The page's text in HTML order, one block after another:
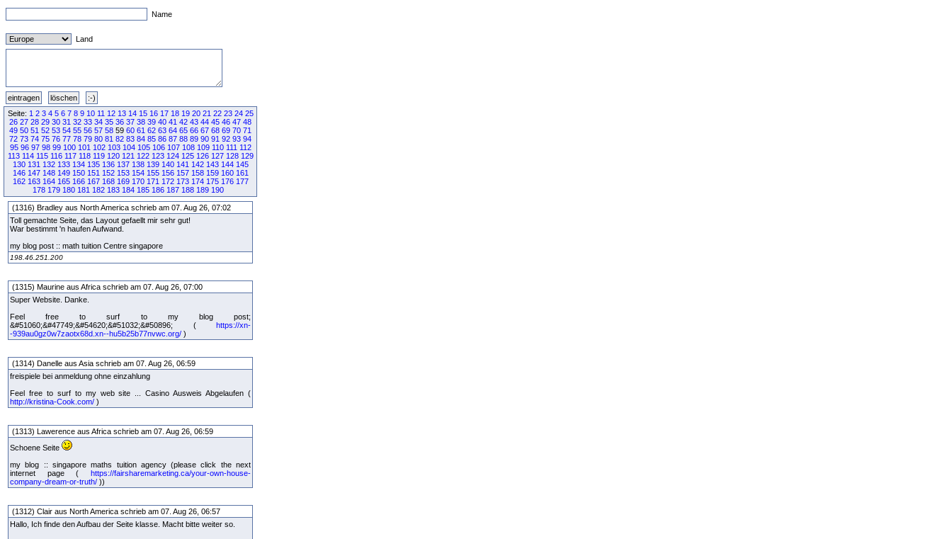
Name
Land
Seite: 1 2 3 4 5 6 7 8 9 10 11 12 13 14 15 16 17 18 19 20 21 22 23 24 25
26 27 28 29 30 31 32 33 34 35 36 37 38 39 40 41 42 43 44 45 46 47 48
49 50 51 52 53 54 55 56 57 58 59 60 61 62 63 64 65 66 67 68 69 70 71
72 73 74 75 76 77 78 79 80 81 82 83 84 85 86 87 88 89 90 91 92 93 94
95 96 97 98 99 100 101 102 103 104 105 106 107 108 109 110 111 112
113 114 115 116 117 118 119 120 121 122 123 124 125 126 127 128 129
130 131 132 133 134 135 136 137 138 139 140 141 142 143 144 145
146 147 148 149 150 151 152 153 154 155 156 157 158 159 160 161
162 163 164 165 166 167 168 169 170 171 172 173 174 175 176 177
178 179 180 181 182 183 184 185 186 187 188 189 190
(1316) Bradley aus North America schrieb am 07. Aug 26, 07:02
Toll gemachte Seite, das Layout gefaellt mir sehr gut!
War bestimmt 'n haufen Aufwand.
my blog post :: math tuition Centre singapore
198.46.251.200
(1315) Maurine aus Africa schrieb am 07. Aug 26, 07:00
Super Website. Danke.
Feel free to surf to my blog post;
&#51060;&#47749;&#54620;&#51032;&#50896; ( https://xn-
-939au0gz0w7zaotx68d.xn--hu5b25b77nvwc.org/ )
(1314) Danelle aus Asia schrieb am 07. Aug 26, 06:59
freispiele bei anmeldung ohne einzahlung
Feel free to surf to my web site ... Casino Ausweis Abgelaufen (
http://kristina-Cook.com/ )
(1313) Lawerence aus Africa schrieb am 07. Aug 26, 06:59
Schoene Seite
my blog :: singapore maths tuition agency (please click the next
internet page ( https://fairsharemarketing.ca/your-own-house-
company-dream-or-truth/ ))
(1312) Clair aus North America schrieb am 07. Aug 26, 06:57
Hallo, Ich finde den Aufbau der Seite klasse. Macht bitte weiter so.